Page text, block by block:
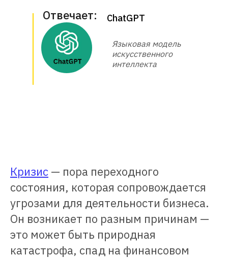
ChatGPT
Отвечает:
Языковая модель
искусственного
интеллекта
Кризис — пора переходного
состояния, которая сопровождается
угрозами для деятельности бизнеса.
Он возникает по разным причинам —
это может быть природная
катастрофа, спад на финансовом